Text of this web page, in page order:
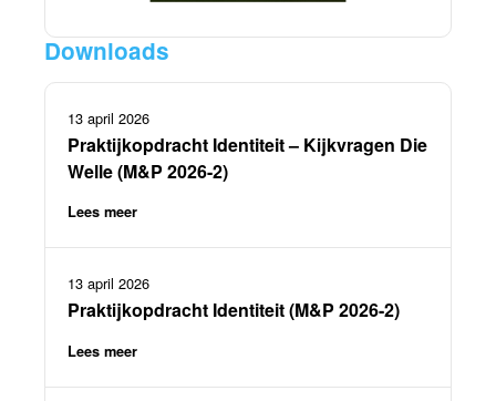
Downloads
13 april 2026
Praktijkopdracht Identiteit – Kijkvragen Die
Welle (M&P 2026-2)
Lees meer
13 april 2026
Praktijkopdracht Identiteit (M&P 2026-2)
Lees meer